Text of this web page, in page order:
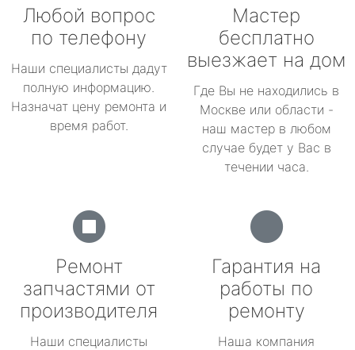
Любой вопрос
по телефону
Наши специалисты дадут
полную информацию.
Назначат цену ремонта и
время работ.
Мастер
бесплатно
выезжает на дом
Где Вы не находились в
Москве или области -
наш мастер в любом
случае будет у Вас в
течении часа.
Ремонт
запчастями от
производителя
Наши специалисты
Гарантия на
работы по
ремонту
Наша компания